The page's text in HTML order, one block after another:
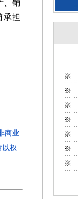
、销
承担
商业
以权
※
※
※
※
※
※
※